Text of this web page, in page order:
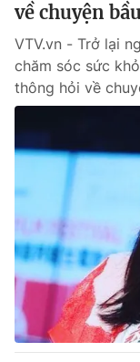
về chuyện
VTV.vn - Trở lại
chăm sóc sức
thông hỏi về